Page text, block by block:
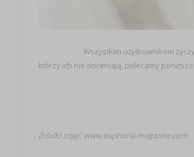
Wszystkim użytkownikom
którzy ich nie doceniają, polecamy
Źródło zdjęć: www.euphoria-magazine.com